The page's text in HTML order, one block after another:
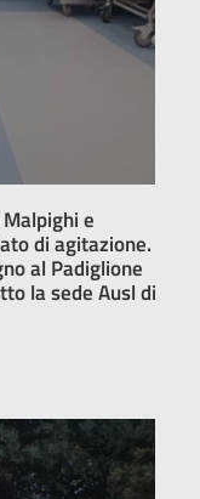
Malpighi e
di agitazione.
al Padiglione
la sede Ausl di